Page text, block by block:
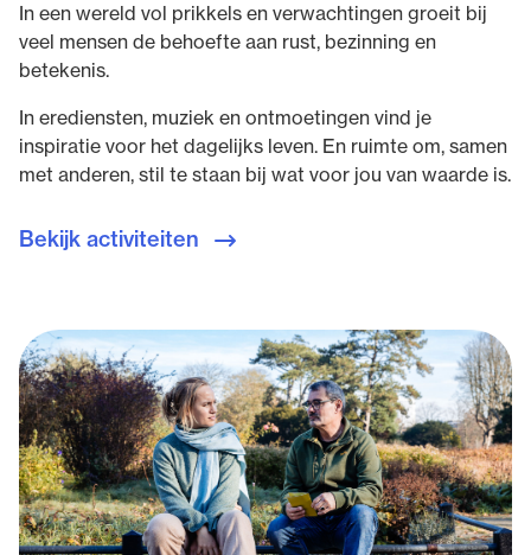
In een wereld vol prikkels en verwachtingen groeit bij
veel mensen de behoefte aan rust, bezinning en
betekenis.
In erediensten, muziek en ontmoetingen vind je
inspiratie voor het dagelijks leven. En ruimte om, samen
met anderen, stil te staan bij wat voor jou van waarde is.
Bekijk activiteiten